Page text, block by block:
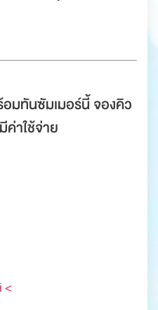
มทันซัมเมอร์นี้ จองคิว
าใช้จ่าย
<